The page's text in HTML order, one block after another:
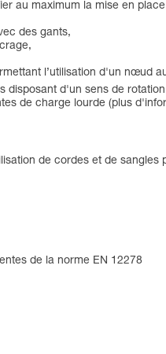
au maximum la mise en
des gants,
l’utilisation d'un nœud
d'un sens de
de charge lourde (plus
de cordes et de sangles
de la norme EN 12278